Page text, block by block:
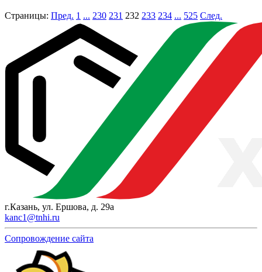
Страницы: Пред. 1 ... 230 231 232 233 234 ... 525 След.
г.Казань, ул. Ершова, д. 29а
kanc1@tnhi.ru
Сопровождение сайта